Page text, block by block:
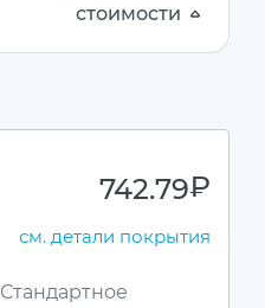
стоимости
742.79руб.
см. детали покрытия
Стандартное